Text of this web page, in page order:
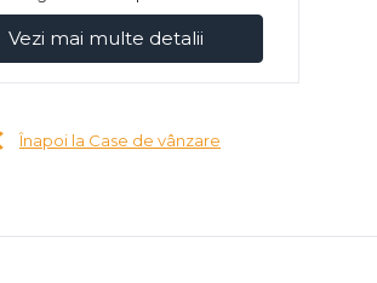
Vezi mai multe detalii
Înapoi la Case de vânzare